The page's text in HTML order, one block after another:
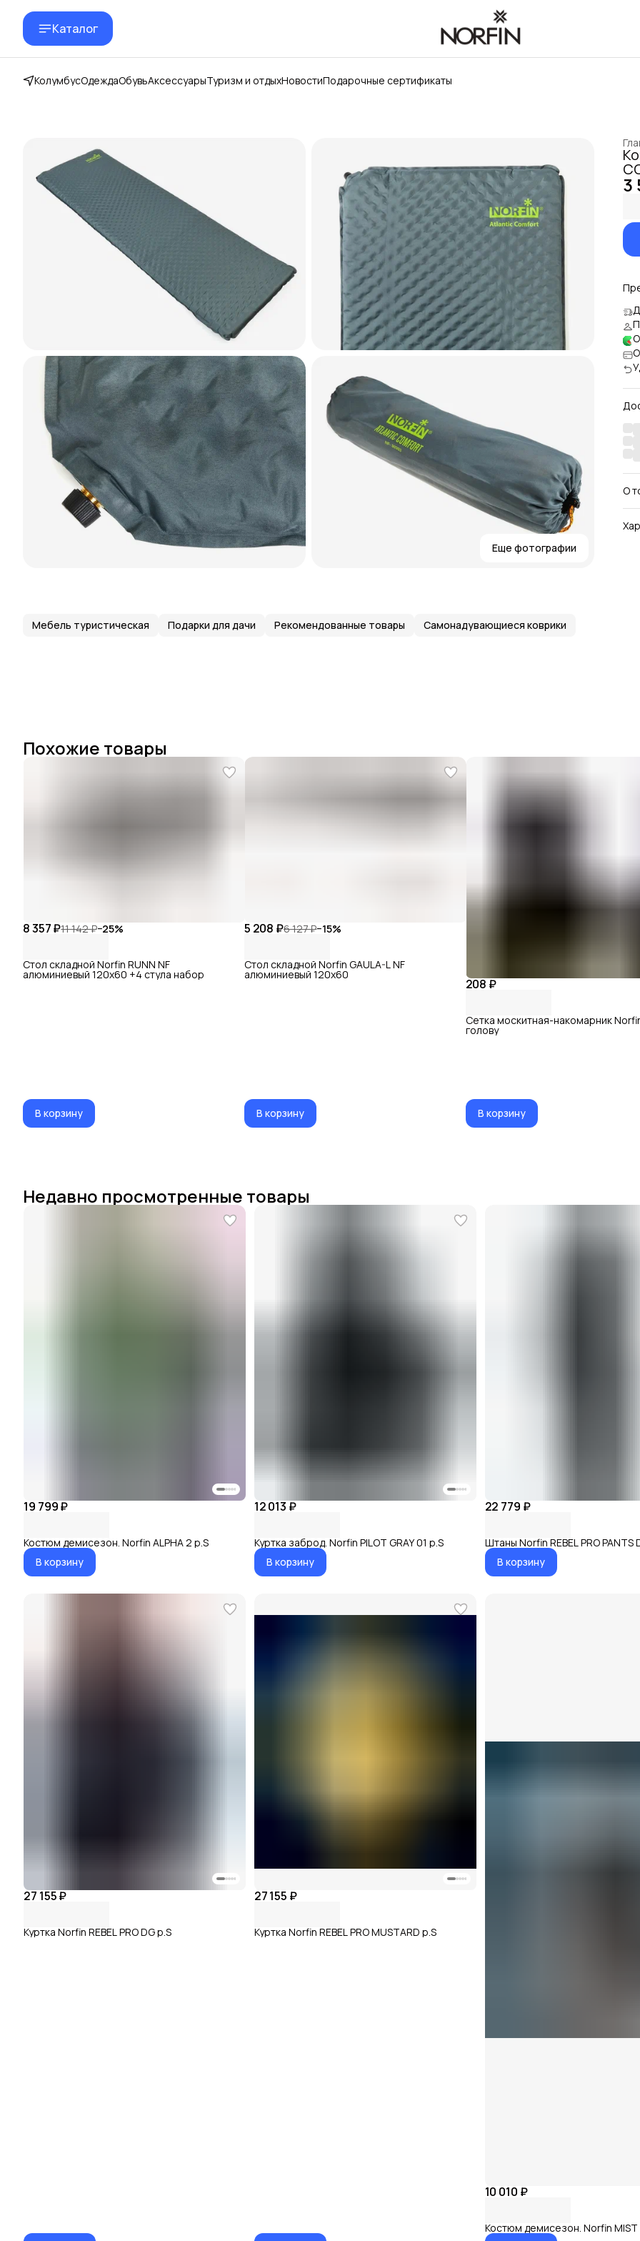
Каталог
КолумбусОдеждаОбувьАксессуарыТуризм и отдыхНовостиПодарочные сертификаты
Еще фотографии
3
О
Мебель туристическая Подарки для дачи Рекомендованные товары Самонадувающиеся коврики
Похожие товары
8 357 ₽11 142 ₽−25%
Стол складной Norfin RUNN NF
алюминиевый 120x60 +4 стула набор
В корзину
5 208 ₽6 127 ₽−15%
Стол складной Norfin GAULA-L NF
алюминиевый 120x60
В корзину
208 ₽
Сетка москитная-накомарник
голову
В корзину
Недавно просмотренные товары
19 799 ₽
Костюм демисезон. Norfin ALPHA 2 р.S
В корзину
12 013 ₽
Куртка заброд. Norfin PILOT GRAY 01 р.S
В корзину
22 779 ₽
Штаны Norfin REBEL PRO PANTS
В корзину
27 155 ₽
Куртка Norfin REBEL PRO DG р.S
27 155 ₽
Куртка Norfin REBEL PRO MUSTARD р.S
10 010 ₽
Костюм демисезон. Norfin MIST